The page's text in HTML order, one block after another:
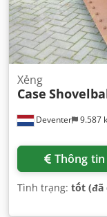
Deventer 9.587
Xẻng
Case
Thông tin
Tình trạng: tốt (đã